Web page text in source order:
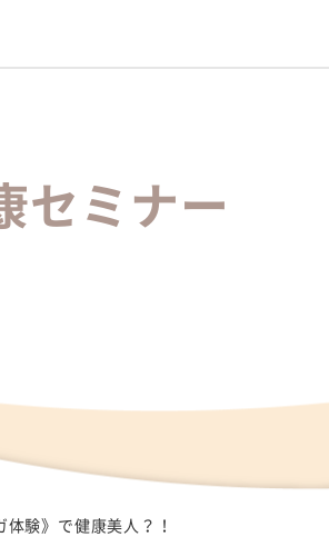
セミナー
体験》で健康美人？！